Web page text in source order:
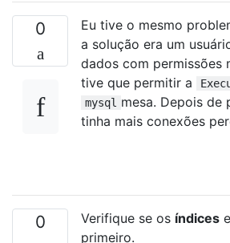
0
Eu tive o mesmo
a solução era um
dados com permissões
tive que permitir a
mysql mesa. Depois de
tinha mais conexões
0 Verifique se os índices
primeiro.